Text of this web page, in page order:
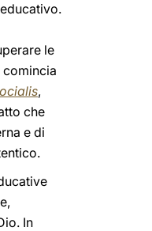
le
comincia
,
che
e di
In